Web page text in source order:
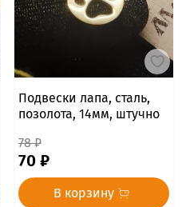
Подвески лапа, сталь,
позолота, 14мм, штучно
78 ₽
70 ₽
В корзину